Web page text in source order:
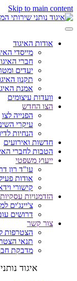
Skip to main content
אודות האיגוד
מייסדי
חברי
יעדים
תקנון
אמנת
וועדות עיצומים
הצו החדש
הפנייה לצו
עיקרי
הנחיות
חדשות ואירועים
הטבות לחברי
ייעוץ משפטי
עו"ד רון
אודות
קישורי
הזדמנויות עסקיות
צ'יינג'ים
דרושים
צור קשר
הצטרפות
תנאי
מדבקת
איגוד